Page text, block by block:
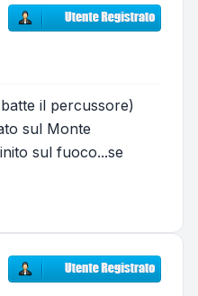
il percussore)
sul Monte
sul fuoco...se